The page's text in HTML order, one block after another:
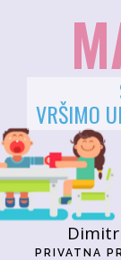
PRIVATNA
VRŠIMO